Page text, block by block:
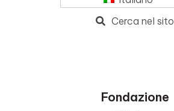
Cerca nel sito
Fondazione